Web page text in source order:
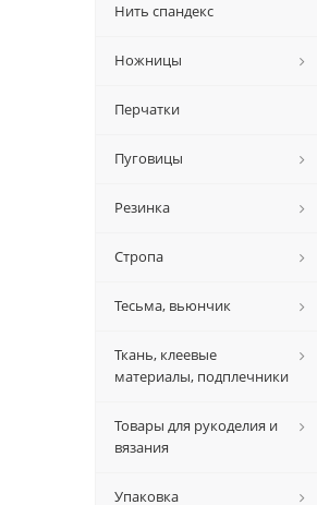
Нить спандекс
Ножницы
Перчатки
Пуговицы
Резинка
Стропа
Тесьма, вьюнчик
Ткань, клеевые
материалы, подплечники
Товары для рукоделия и
вязания
Упаковка